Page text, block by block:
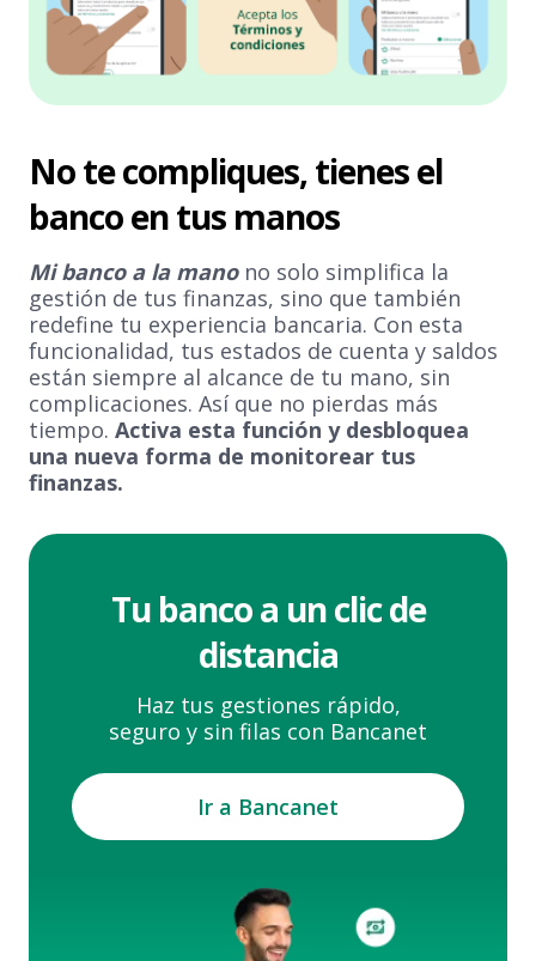
No te compliques, tienes el
banco en tus manos
Mi banco a la mano no solo simplifica la
gestión de tus finanzas, sino que también
redefine tu experiencia bancaria. Con esta
funcionalidad, tus estados de cuenta y saldos
están siempre al alcance de tu mano, sin
complicaciones. Así que no pierdas más
tiempo. Activa esta función y desbloquea
una nueva forma de monitorear tus
finanzas.
Tu banco a un clic de
distancia
Haz tus gestiones rápido,
seguro y sin filas con Bancanet
Ir a Bancanet